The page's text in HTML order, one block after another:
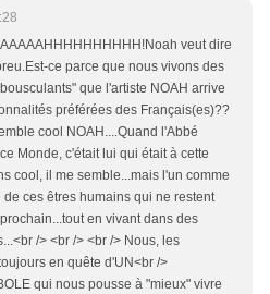
veut dire
ce parce que nous vivons des
que l'artiste NOAH arrive
préférées des Français(es)??
cool NOAH....Quand l'Abbé
Monde, c'était lui qui était à cette
cool, il me semble...mais l'un comme
de ces êtres humains qui ne restent
en vivant dans des
/> <br /> <br /> Nous, les
en quête d'UN<br />
qui nous pousse à "mieux" vivre